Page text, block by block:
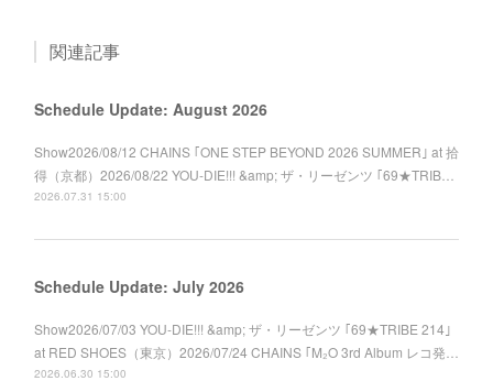
関連記事
Schedule Update: August 2026
Show2026/08/12 CHAINS ｢ONE STEP BEYOND 2026 SUMMER｣ at 拾
得（京都）2026/08/22 YOU-DIE!!! &amp; ザ・リーゼンツ ｢69★TRIB…
2026.07.31 15:00
Schedule Update: July 2026
Show2026/07/03 YOU-DIE!!! &amp; ザ・リーゼンツ ｢69★TRIBE 214｣
at RED SHOES（東京）2026/07/24 CHAINS ｢M₂O 3rd Album レコ発…
2026.06.30 15:00